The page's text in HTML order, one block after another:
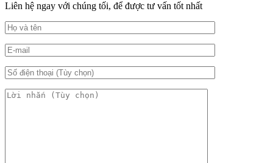
Liên hệ ngay với chúng tối, để được tư vấn tốt nhất